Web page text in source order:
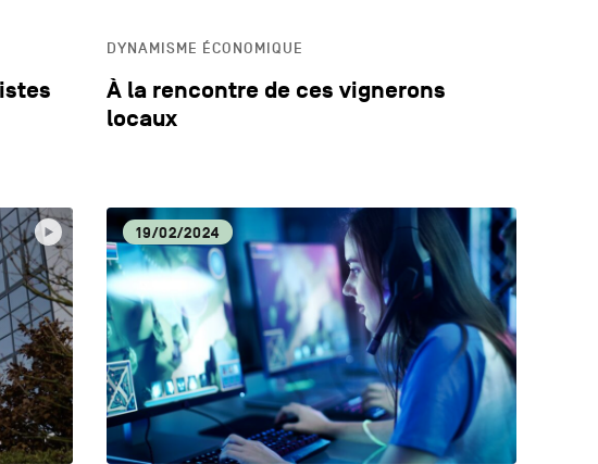
DYNAMISME ÉCONOMIQUE
À la rencontre de ces vignerons
locaux
19/02/2024